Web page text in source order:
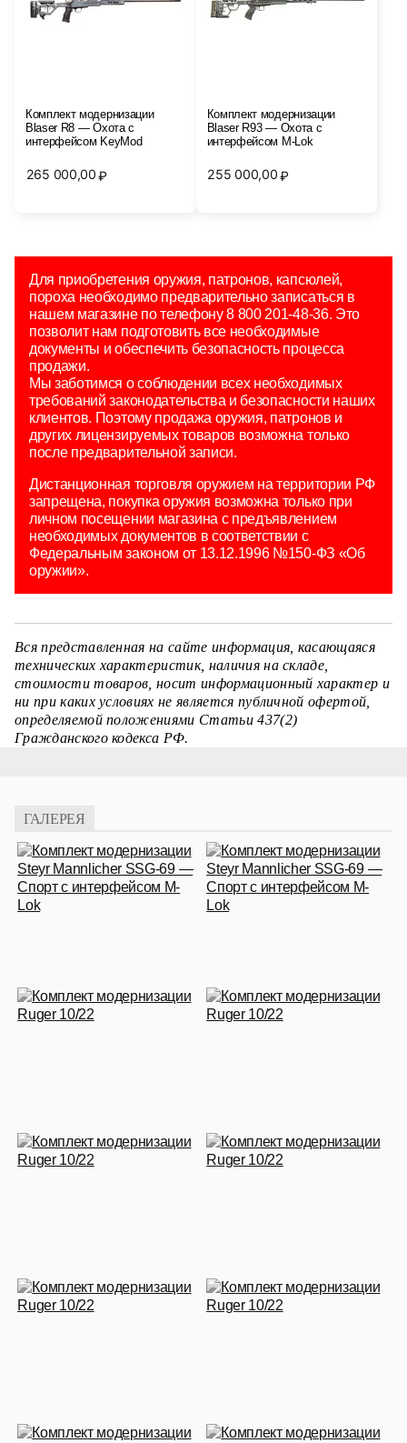
Комплект модернизации
Blaser R8 — Охота с
интерфейсом KeyMod
265 000,00 ₽
Комплект модернизации
Blaser R93 — Охота с
интерфейсом M-Lok
255 000,00₽
Для приобретения оружия, патронов, капсюлей,
пороха необходимо предварительно записаться в
нашем магазине по телефону 8 800 201-48-36. Это
позволит нам подготовить все необходимые
документы и обеспечить безопасность процесса
продажи.
Мы заботимся о соблюдении всех необходимых
требований законодательства и безопасности наших
клиентов. Поэтому продажа оружия, патронов и
других лицензируемых товаров возможна только
после предварительной записи.
Дистанционная торговля оружием на территории РФ
запрещена, покупка оружия возможна только при
личном посещении магазина с предъявлением
необходимых документов в соответствии с
Федеральным законом от 13.12.1996 №150-ФЗ «Об
оружии».
Вся представленная на сайте информация, касающаяся
технических характеристик, наличия на складе,
стоимости товаров, носит информационный характер и
ни при каких условиях не является публичной офертой,
определяемой положениями Статьи 437(2)
Гражданского кодекса РФ.
ГАЛЕРЕЯ